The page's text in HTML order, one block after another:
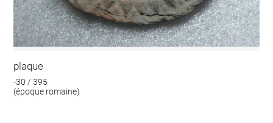
plaque
-30 / 395
(époque romaine)